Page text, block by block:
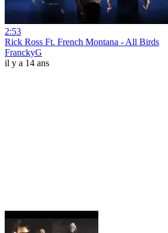
2:53
Rick Ross Ft. French Montana - All Birds
FranckyG
il y a 14 ans